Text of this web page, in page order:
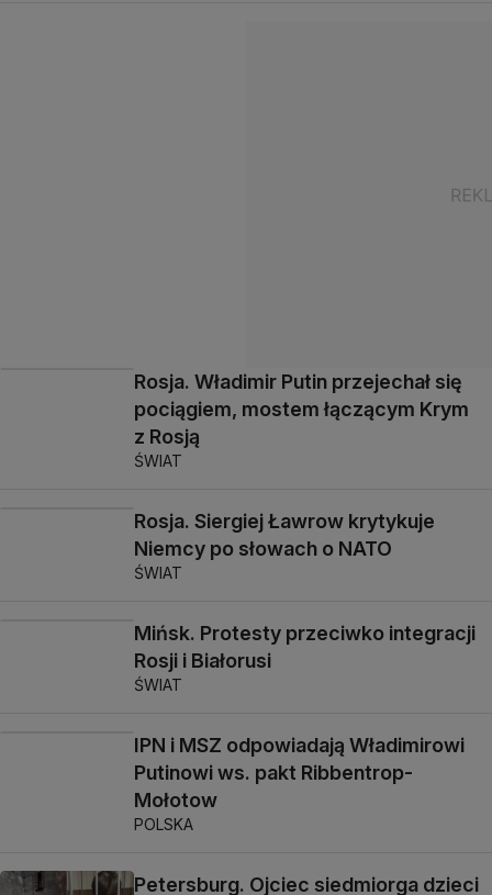
Rosja. Władimir Putin przejechał się
pociągiem, mostem łączącym Krym
z Rosją
ŚWIAT
Rosja. Siergiej Ławrow krytykuje
Niemcy po słowach o NATO
ŚWIAT
Mińsk. Protesty przeciwko integracji
Rosji i Białorusi
ŚWIAT
IPN i MSZ odpowiadają Władimirowi
Putinowi ws. pakt Ribbentrop-
Mołotow
POLSKA
Petersburg. Ojciec siedmiorga dzieci